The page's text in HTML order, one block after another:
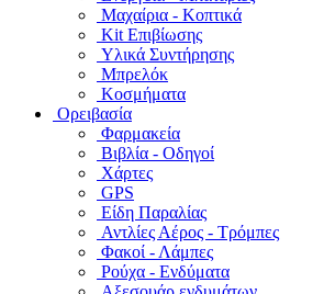
Μαχαίρια - Κοπτικά
Kit Επιβίωσης
Υλικά Συντήρησης
Μπρελόκ
Κοσμήματα
Ορειβασία
Φαρμακεία
Βιβλία - Οδηγοί
Χάρτες
GPS
Είδη Παραλίας
Αντλίες Αέρος - Τρόμπες
Φακοί - Λάμπες
Ρούχα - Ενδύματα